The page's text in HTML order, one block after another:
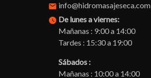
email info@hidromasajeseca.com
watch_later De lunes a viernes:
Mañanas : 9:00 a 14:00
Tardes : 15:30 a 19:00
Sábados :
Mañanas : 10:00 a 14:00